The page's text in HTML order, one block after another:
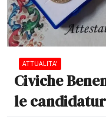
ATTUALITA'
Civiche
le